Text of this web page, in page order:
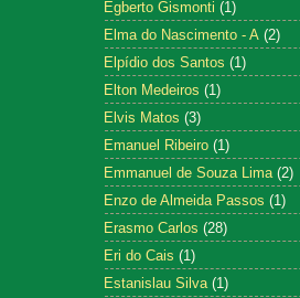
Egberto Gismonti (1)
Elma do Nascimento - A (2)
Elpídio dos Santos (1)
Elton Medeiros (1)
Elvis Matos (3)
Emanuel Ribeiro (1)
Emmanuel de Souza Lima (2)
Enzo de Almeida Passos (1)
Erasmo Carlos (28)
Eri do Cais (1)
Estanislau Silva (1)